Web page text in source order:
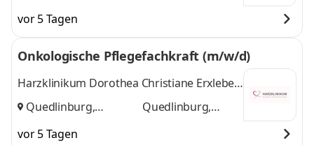
vor 5 Tagen
Onkologische Pflegefachkraft (m/w/d)
Harzklinikum Dorothea Christiane Erxleben
GmbH
Quedlinburg,
Quedlinburg,
vor 5 Tagen